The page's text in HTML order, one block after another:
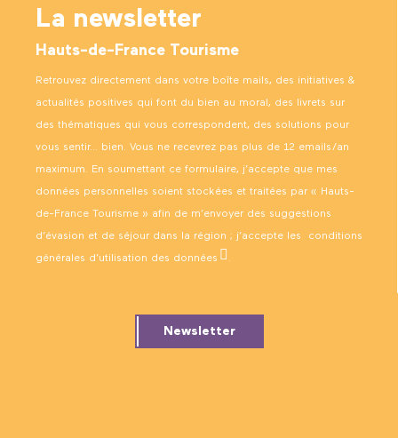
La newsletter
Hauts-de-France Tourisme
Retrouvez directement dans votre boîte mails, des initiatives &
actualités positives qui font du bien au moral, des livrets sur
des thématiques qui vous correspondent, des solutions pour
vous sentir… bien. Vous ne recevrez pas plus de 12 emails/an
maximum. En soumettant ce formulaire, j’accepte que mes
données personnelles soient stockées et traitées par « Hauts-
de-France Tourisme » afin de m’envoyer des suggestions
d’évasion et de séjour dans la région ; j’accepte les conditions
générales d’utilisation des données .
Newsletter